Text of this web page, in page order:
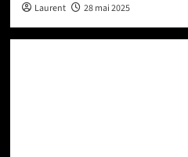
Laurent 28 mai 2025